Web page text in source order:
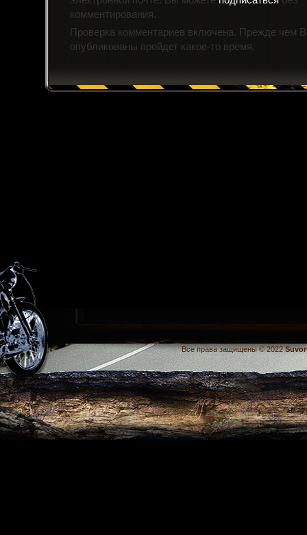
комментирования.
Проверка комментариев включена. Прежде чем
опубликованы пройдет какое-то время.
Все права защищены © 2022